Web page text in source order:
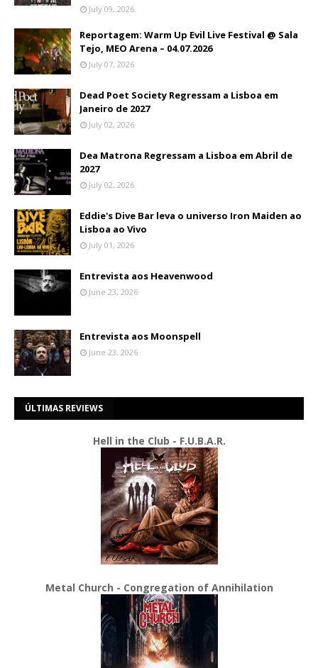
July 09, 2026
Reportagem: Warm Up Evil Live Festival @ Sala
Tejo, MEO Arena – 04.07.2026
July 07, 2026
Dead Poet Society Regressam a Lisboa em
Janeiro de 2027
July 02, 2026
Dea Matrona Regressam a Lisboa em Abril de
2027
July 02, 2026
Eddie's Dive Bar leva o universo Iron Maiden ao
Lisboa ao Vivo
July 01, 2026
Entrevista aos Heavenwood
June 23, 2026
Entrevista aos Moonspell
June 23, 2026
ÚLTIMAS REVIEWS
Hell in the Club - F.U.B.A.R.
Metal Church - Congregation of Annihilation